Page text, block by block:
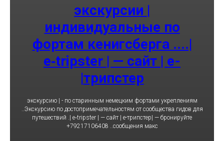
экскурсии |
индивидуальные по
фортам кенигсберга ....|
e‑tripster | — сайт | е-
трипстер|
экскурсию | - по старинным немецким фортами укреплениям
..Экскурсию по достопримечательностям от сообщества гидов для
путешествий .| e‑tripster | — сайт | е-трипстер| — бронируйте
+79217106408 ..сообщения макс